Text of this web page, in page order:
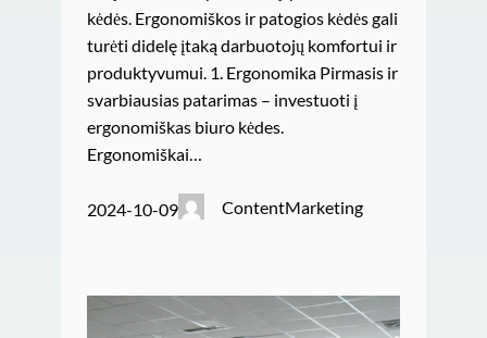
kėdės. Ergonomiškos ir patogios kėdės gali
turėti didelę įtaką darbuotojų komfortui ir
produktyvumui. 1. Ergonomika Pirmasis ir
svarbiausias patarimas – investuoti į
ergonomiškas biuro kėdes.
Ergonomiškai…
2024-10-09 ContentMarketing